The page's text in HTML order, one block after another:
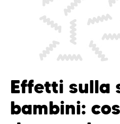
Effetti sulla
bambini: